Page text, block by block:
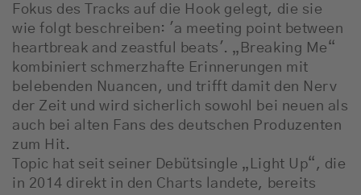
Fokus des Tracks auf die Hook gelegt, die sie
wie folgt beschreiben: 'a meeting point between
heartbreak and zeastful beats'. „Breaking Me“
kombiniert schmerzhafte Erinnerungen mit
belebenden Nuancen, und trifft damit den Nerv
der Zeit und wird sicherlich sowohl bei neuen als
auch bei alten Fans des deutschen Produzenten
zum Hit.
Topic hat seit seiner Debütsingle „Light Up“, die
in 2014 direkt in den Charts landete, bereits